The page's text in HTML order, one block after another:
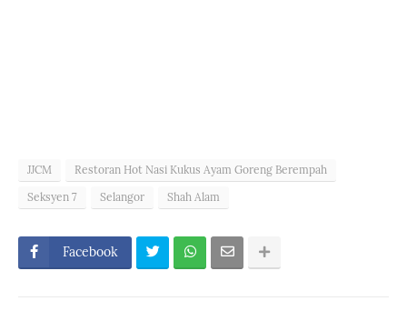
JJCM
Restoran Hot Nasi Kukus Ayam Goreng Berempah
Seksyen 7
Selangor Shah Alam
Facebook